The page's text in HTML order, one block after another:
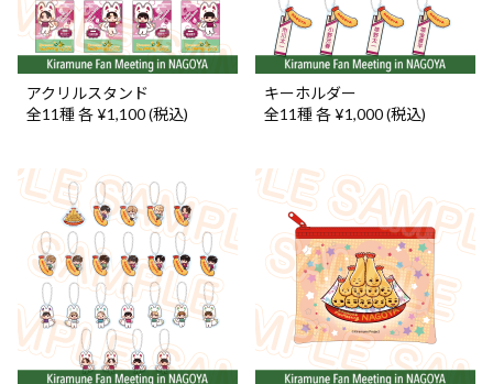
アクリルスタンド
全11種 各 ¥1,100 (税込)
キーホルダー
全11種 各 ¥1,000 (税込)